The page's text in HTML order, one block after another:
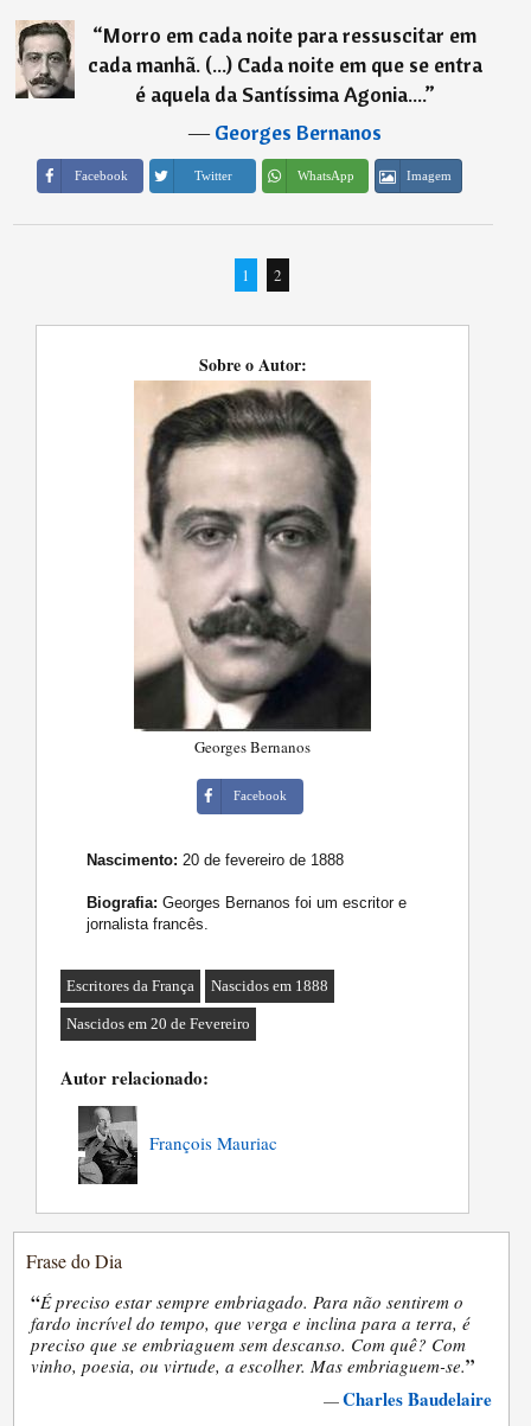
“Morro em cada noite para ressuscitar em
cada manhã. (...) Cada noite em que se entra
é aquela da Santíssima Agonia....”
―Georges Bernanos
Facebook Twitter WhatsApp Imagem
1 2
Sobre o Autor:
Georges Bernanos
Facebook
Nascimento: 20 de fevereiro de 1888
Biografia: Georges Bernanos foi um escritor e
jornalista francês.
Escritores da França Nascidos em 1888
Nascidos em 20 de Fevereiro
Autor relacionado:
François Mauriac
Frase do Dia
“É preciso estar sempre embriagado. Para não sentirem o
fardo incrível do tempo, que verga e inclina para a terra, é
preciso que se embriaguem sem descanso. Com quê? Com
vinho, poesia, ou virtude, a escolher. Mas embriaguem-se.”
—Charles Baudelaire